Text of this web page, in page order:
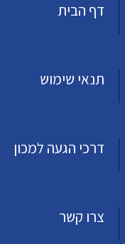
דף הבית
תנאי שימוש
דרכי הגעה למכון
צרו קשר